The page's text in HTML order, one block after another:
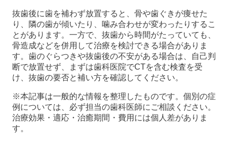
抜歯後に歯を補わず放置すると、骨や歯ぐきが痩せた
り、隣の歯が傾いたり、噛み合わせが変わったりするこ
とがあります。一方で、抜歯から時間がたっていても、
骨造成などを併用して治療を検討できる場合がありま
す。歯のぐらつきや抜歯後の不安がある場合は、自己判
断で放置せず、まずは歯科医院でCTを含む検査を受
け、抜歯の要否と補い方を確認してください。
※本記事は一般的な情報を整理したものです。個別の症
例については、必ず担当の歯科医師にご相談ください。
治療効果・適応・治癒期間・費用には個人差がありま
す。